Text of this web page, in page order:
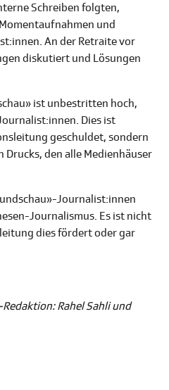
Schreiben folgten,
und
An der Retraite vor
diskutiert und Lösungen
ist unbestritten hoch,
Dies ist
geschuldet, sondern
Drucks, den alle Medienhäuser
Journalist:innen
Journalismus. Es ist nicht
dies fördert oder gar
Rahel Sahli und